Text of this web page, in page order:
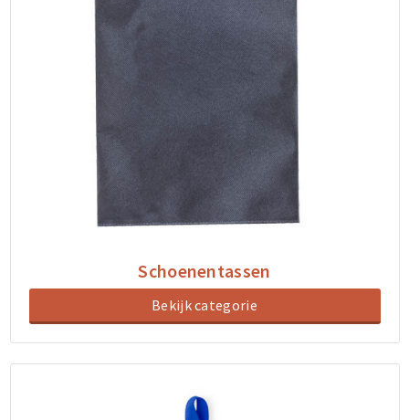
Schoenentassen
Bekijk categorie